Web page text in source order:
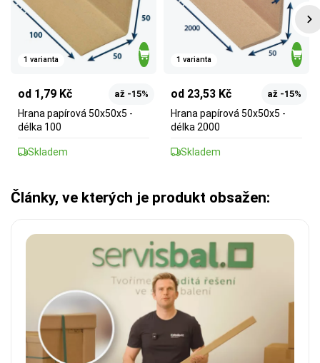
1 varianta
od 1,79 Kč až -15%
Hrana papírová 50x50x5 -
délka 100
Skladem
1 varianta
od 23,53 Kč až -15%
Hrana papírová 50x50x5 -
délka 2000
Skladem
Články, ve kterých je produkt obsažen: